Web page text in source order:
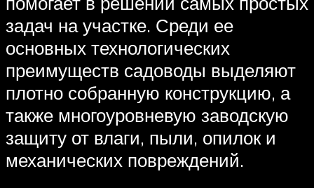
задач на участке. Среди ее
основных технологических
преимуществ садоводы выделяют
плотно собранную конструкцию, а
также многоуровневую заводскую
защиту от влаги, пыли, опилок и
механических повреждений.